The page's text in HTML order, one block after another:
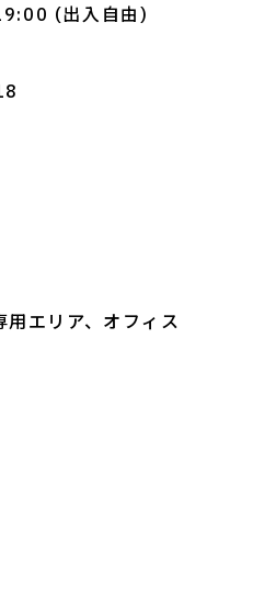
(出入自由)
エリア、オフィス